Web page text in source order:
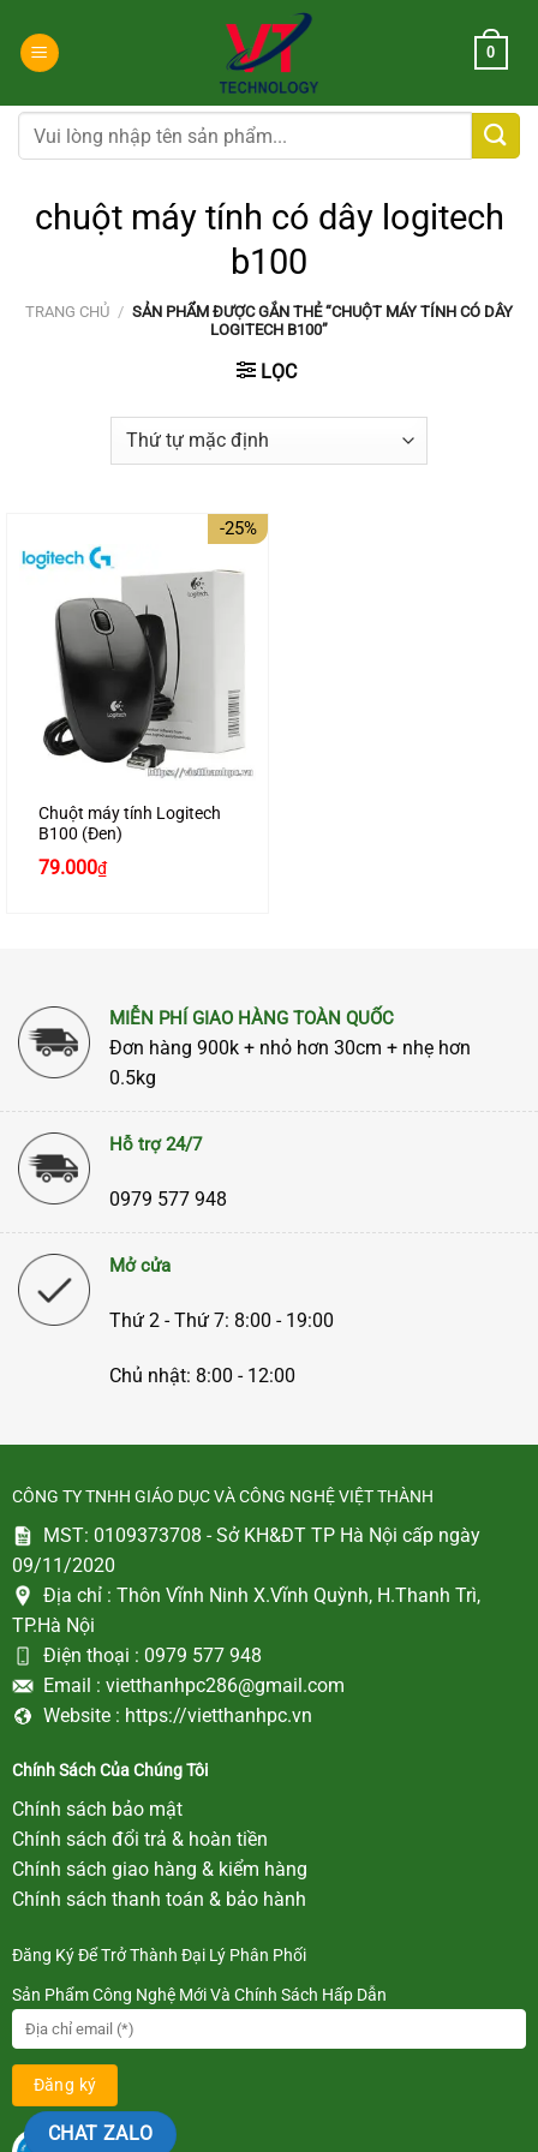
đến
dung
0
Tìm
kiếm:
chuột máy tính có dây logitech
b100
TRANG CHỦ / SẢN PHẨM ĐƯỢC GẮN THẺ “CHUỘT MÁY TÍNH CÓ DÂY
LOGITECH B100”
LỌC
-25%
Chuột máy tính Logitech
B100 (Đen)
Giá
79.000₫Giá
hiện
MIỄN PHÍ GIAO HÀNG TOÀN QUỐC
Đơn hàng 900k + nhỏ hơn 30cm + nhẹ hơn
0.5kg
Hỗ trợ 24/7
0979 577 948
Mở cửa
Thứ 2 - Thứ 7: 8:00 - 19:00
Chủ nhật: 8:00 - 12:00
CÔNG TY TNHH GIÁO DỤC VÀ CÔNG NGHỆ VIỆT THÀNH
MST: 0109373708 - Sở KH&ĐT TP Hà Nội cấp ngày
09/11/2020
Địa chỉ : Thôn Vĩnh Ninh X.Vĩnh Quỳnh, H.Thanh Trì,
TP.Hà Nội
Điện thoại : 0979 577 948
Email : vietthanhpc286@gmail.com
Website : https://vietthanhpc.vn
Chính Sách Của Chúng Tôi
Chính sách bảo mật
Chính sách đổi trả & hoàn tiền
Chính sách giao hàng & kiểm hàng
Chính sách thanh toán & bảo hành
Đăng Ký Để Trở Thành Đại Lý Phân Phối
Sản Phẩm Công Nghệ Mới Và Chính Sách Hấp Dẫn
CHAT ZALO